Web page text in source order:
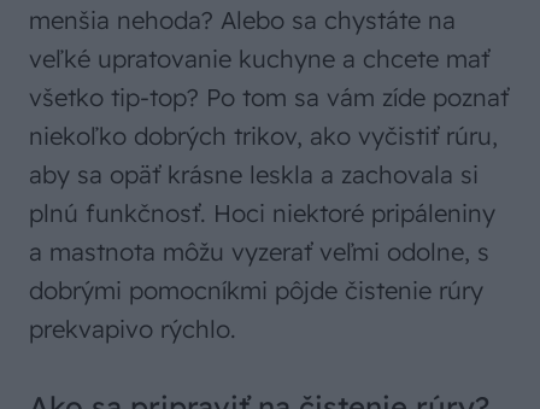
menšia nehoda? Alebo sa chystáte na
veľké upratovanie kuchyne a chcete mať
všetko tip-top? Po tom sa vám zíde poznať
niekoľko dobrých trikov, ako vyčistiť rúru,
aby sa opäť krásne leskla a zachovala si
plnú funkčnosť. Hoci niektoré pripáleniny
a mastnota môžu vyzerať veľmi odolne, s
dobrými pomocníkmi pôjde čistenie rúry
prekvapivo rýchlo.